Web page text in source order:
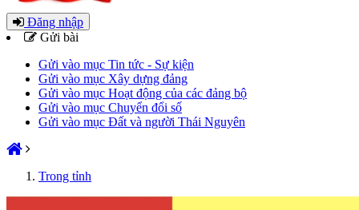
Đăng nhập
Gửi bài
Gửi vào mục Tin tức - Sự kiện
Gửi vào mục Xây dựng đảng
Gửi vào mục Hoạt động của các đảng bộ
Gửi vào mục Chuyển đổi số
Gửi vào mục Đất và người Thái Nguyên
Trong tỉnh